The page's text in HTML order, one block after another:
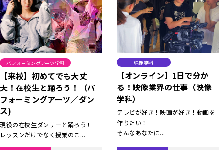
パフォーミングアーツ学科
【来校】初めてでも大丈
夫！在校生と踊ろう！（パ
フォーミングアーツ／ダン
ス)
現役の在校生ダンサーと踊ろう！
レッスンだけでなく授業のこ...
映像学科
【オンライン】1日で分か
る！映像業界の仕事（映像
学科）
テレビが好き！映画が好き！動画を
作りたい！
そんなあなたに...